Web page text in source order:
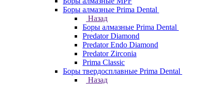
Боры алмазные Prima Dental
Назад
Боры алмазные Prima Dental
Predator Diamond
Predator Endo Diamond
Predator Zirconia
Prima Classic
Боры твердосплавные Prima Dental
Назад